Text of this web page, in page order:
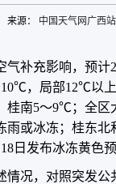
来源： 中国天气网广西站
气补充影响，预计
，局部12℃以
桂南5～9℃；全区
雨或冰冻；桂东北
日发布冰冻黄色预
情况，对照突发